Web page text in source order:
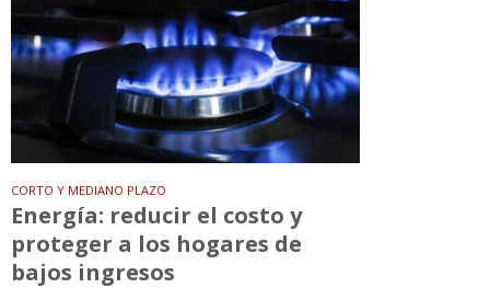
CORTO Y MEDIANO PLAZO
Energía: reducir el costo y
proteger a los hogares de
bajos ingresos